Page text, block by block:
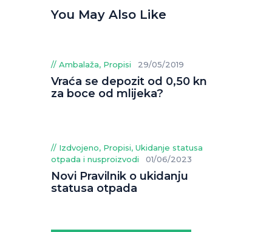
You May Also Like
Ambalaža, Propisi 29/05/2019
Vraća se depozit od 0,50 kn
za boce od mlijeka?
Izdvojeno, Propisi, Ukidanje statusa
otpada i nusproizvodi
01/06/2023
Novi Pravilnik o ukidanju
statusa otpada